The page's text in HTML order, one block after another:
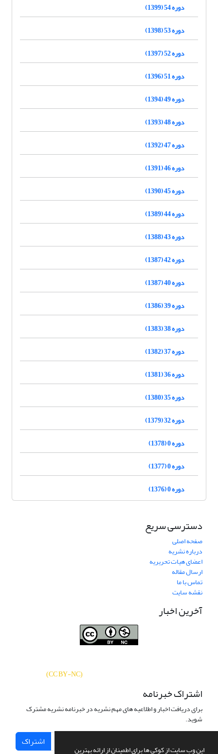
این وب سایت از کوکی ها برای اطمینان از ارائه بهترین
دوره 54 (1399)
دوره 53 (1398)
دوره 52 (1397)
دوره 51 (1396)
دوره 49 (1394)
دوره 48 (1393)
دوره 47 (1392)
دوره 46 (1391)
دوره 45 (1390)
دوره 44 (1389)
دوره 43 (1388)
دوره 42 (1387)
دوره 40 (1387)
دوره 39 (1386)
دوره 38 (1383)
دوره 37 (1382)
دوره 36 (1381)
دوره 35 (1380)
دوره 32 (1379)
دوره 0 (1378)
دوره 0 (1377)
دوره 0 (1376)
دسترسی سریع
صفحه اصلی
درباره نشریه
اعضای هیات تحریریه
ارسال مقاله
تماس با ما
نقشه سایت
آخرین اخبار
(
CC BY-NC
)
اشتراک خبرنامه
برای دریافت اخبار و اطلاعیه های مهم نشریه در خبرنامه نشریه مشترک
شوید.
اشتراک